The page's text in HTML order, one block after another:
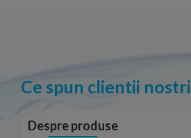
Ce spun clientii nostri
Despre produse